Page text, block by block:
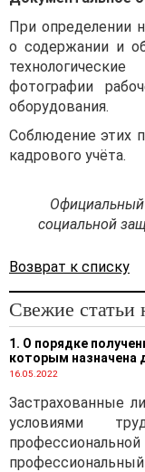
При определении
о содержании и
фотографии
оборудования.
Соблюдение этих
кадрового учёта.
Официальный
социальной
Возврат к списку
Свежие статьи
1. О порядке
которым назначена
16.05.2022
Застрахованные
условиями